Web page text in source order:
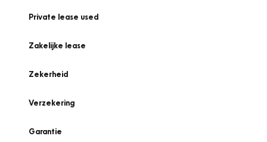
Private lease used
Zakelijke lease
Zekerheid
Verzekering
Garantie